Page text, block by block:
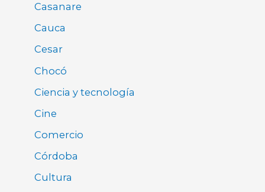
Casanare
Cauca
Cesar
Chocó
Ciencia y tecnología
Cine
Comercio
Córdoba
Cultura